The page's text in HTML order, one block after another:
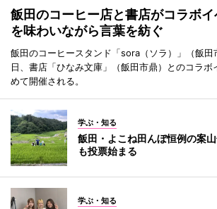
飯田のコーヒー店と書店がコラボ
を味わいながら言葉を紡ぐ
飯田のコーヒースタンド「sora（ソラ）」（飯田
日、書店「ひなみ文庫」（飯田市鼎）とのコラボ
めて開催される。
学ぶ・知る
飯田・よこね田んぼ恒例の案
も投票始まる
学ぶ・知る